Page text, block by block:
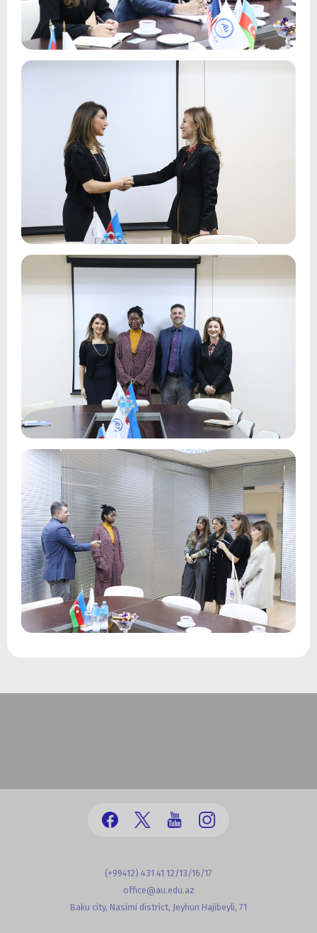
(+99412) 431 41 12/13/16/17
office@au.edu.az
Baku city, Nasimi district, Jeyhun Hajibeyli, 71